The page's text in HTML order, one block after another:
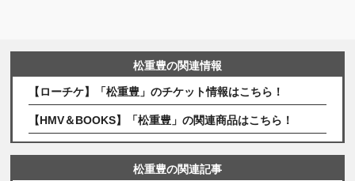
松重豊の関連情報
【ローチケ】「松重豊」のチケット情報はこちら！
【HMV＆BOOKS】「松重豊」の関連商品はこちら！
松重豊の関連記事